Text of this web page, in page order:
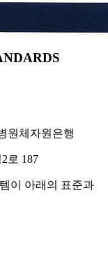
원체자원은행
로 187
이 아래의 표준과